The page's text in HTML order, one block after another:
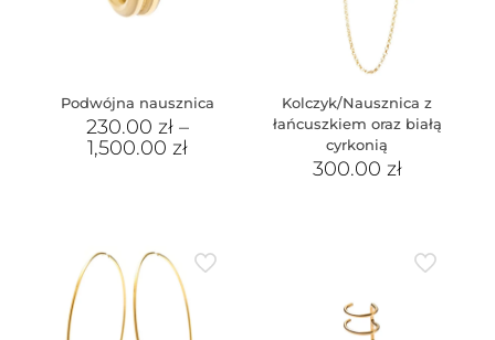
Podwójna nausznica
230.00zł –
1,500.00zł
Kolczyk/Nausznica z
łańcuszkiem oraz białą
cyrkonią
300.00 zł